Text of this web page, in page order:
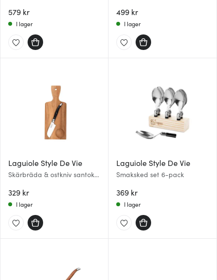
579 kr
I lager
499 kr
I lager
Laguiole Style De Vie
Skärbräda & ostkniv santoku
329 kr
I lager
Laguiole Style De Vie
Smaksked set 6-pack
369 kr
I lager